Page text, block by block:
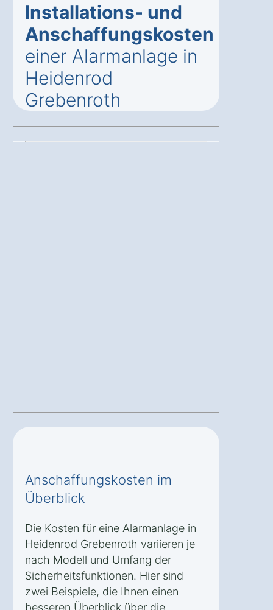
Installations- und
Anschaffungskosten
einer Alarmanlage in
Heidenrod
Grebenroth
Anschaffungskosten im
Überblick
Die Kosten für eine Alarmanlage in
Heidenrod Grebenroth variieren je
nach Modell und Umfang der
Sicherheitsfunktionen. Hier sind
zwei Beispiele, die Ihnen einen
besseren Überblick über die